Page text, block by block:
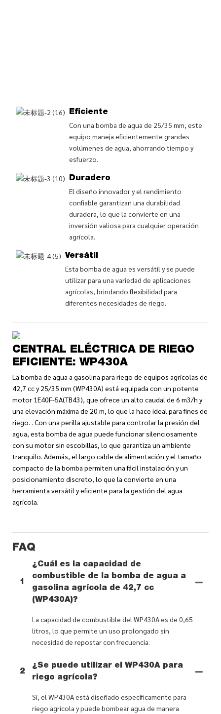
Eficiente
Con una bomba de agua de 25/35 mm, este
equipo maneja eficientemente grandes
volúmenes de agua, ahorrando tiempo y
esfuerzo.
Duradero
El diseño innovador y el rendimiento
confiable garantizan una durabilidad
duradera, lo que la convierte en una
inversión valiosa para cualquier operación
agrícola.
Versátil
Esta bomba de agua es versátil y se puede
utilizar para una variedad de aplicaciones
agrícolas, brindando flexibilidad para
diferentes necesidades de riego.
CENTRAL ELÉCTRICA DE RIEGO
EFICIENTE: WP430A
La bomba de agua a gasolina para riego de equipos agrícolas de
42,7 cc y 25/35 mm (WP430A) está equipada con un potente
motor 1E40F-5A(TB43), que ofrece un alto caudal de 6 m3/h y
una elevación máxima de 20 m, lo que la hace ideal para fines de
riego. . Con una perilla ajustable para controlar la presión del
agua, esta bomba de agua puede funcionar silenciosamente
con su motor sin escobillas, lo que garantiza un ambiente
tranquilo. Además, el largo cable de alimentación y el tamaño
compacto de la bomba permiten una fácil instalación y un
posicionamiento discreto, lo que la convierte en una
herramienta versátil y eficiente para la gestión del agua
agrícola.
FAQ
1
¿Cuál es la capacidad de
combustible de la bomba de agua a
gasolina agrícola de 42,7 cc
(WP430A)?
La capacidad de combustible del WP430A es de 0,65
litros, lo que permite un uso prolongado sin
necesidad de repostar con frecuencia.
2
¿Se puede utilizar el WP430A para
riego agrícola?
Sí, el WP430A está diseñado específicamente para
riego agrícola y puede bombear agua de manera